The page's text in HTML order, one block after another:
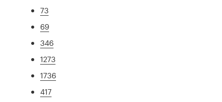
73
69
346
1273
1736
417